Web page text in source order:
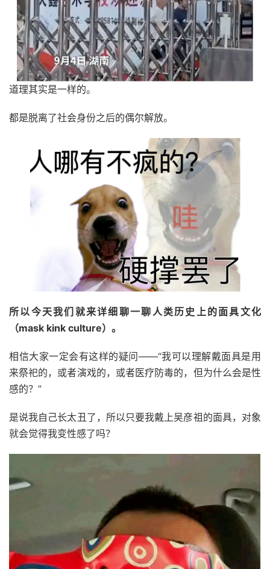
道理其实是一样的。
都是脱离了社会身份之后的偶尔解放。
所以今天我们就来详细聊一聊人类历史上的面具文化
（mask kink culture）。
相信大家一定会有这样的疑问——“我可以理解戴面具是用
来祭祀的，或者演戏的，或者医疗防毒的，但为什么会是性
感的？”
是说我自己长太丑了，所以只要我戴上吴彦祖的面具，对象
就会觉得我变性感了吗？